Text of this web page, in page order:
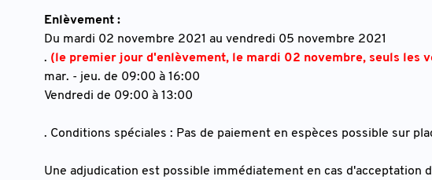
Enlèvement :
Du mardi 02 novembre 2021 au vendredi 05 novembre 2021
. (le premier jour d'enlèvement, le mardi 02 novembre, seuls les
mar. - jeu. de 09:00 à 16:00
Vendredi de 09:00 à 13:00
. Conditions spéciales : Pas de paiement en espèces possible sur
Une adjudication est possible immédiatement en cas d'acceptation